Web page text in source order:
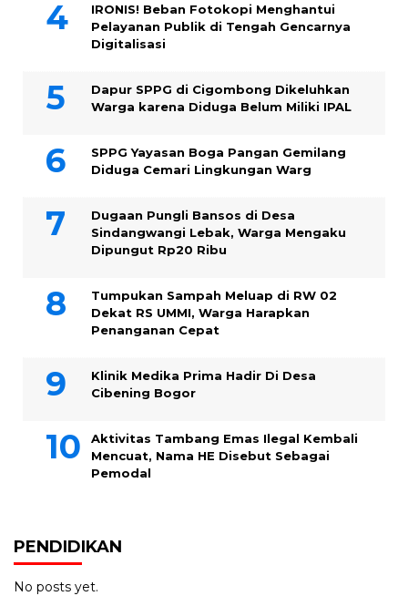
IRONIS! Beban Fotokopi Menghantui
Pelayanan Publik di Tengah Gencarnya
Digitalisasi
Dapur SPPG di Cigombong Dikeluhkan
Warga karena Diduga Belum Miliki IPAL
SPPG Yayasan Boga Pangan Gemilang
Diduga Cemari Lingkungan Warg
Dugaan Pungli Bansos di Desa
Sindangwangi Lebak, Warga Mengaku
Dipungut Rp20 Ribu
Tumpukan Sampah Meluap di RW 02
Dekat RS UMMI, Warga Harapkan
Penanganan Cepat
Klinik Medika Prima Hadir Di Desa
Cibening Bogor
Aktivitas Tambang Emas Ilegal Kembali
Mencuat, Nama HE Disebut Sebagai
Pemodal
PENDIDIKAN
No posts yet.